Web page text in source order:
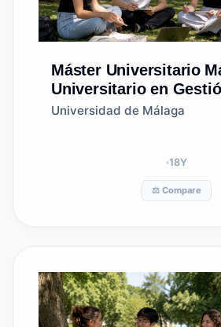
Máster Universitario
Universitario en
Universidad de Málaga
18Y
⚖️ Compare